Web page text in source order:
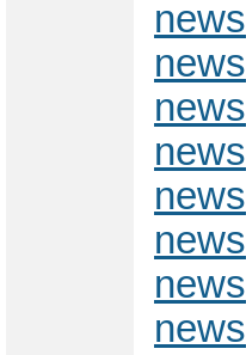
news
news
news
news
news
news
news
news